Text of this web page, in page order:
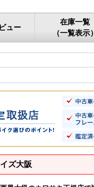
ュー
在庫一覧
（一覧表示
ズ大阪